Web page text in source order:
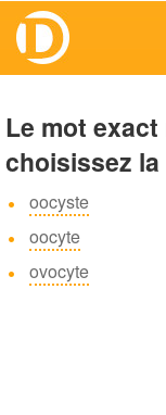
Le mot
choisissez
oocyste
oocyte
ovocyte